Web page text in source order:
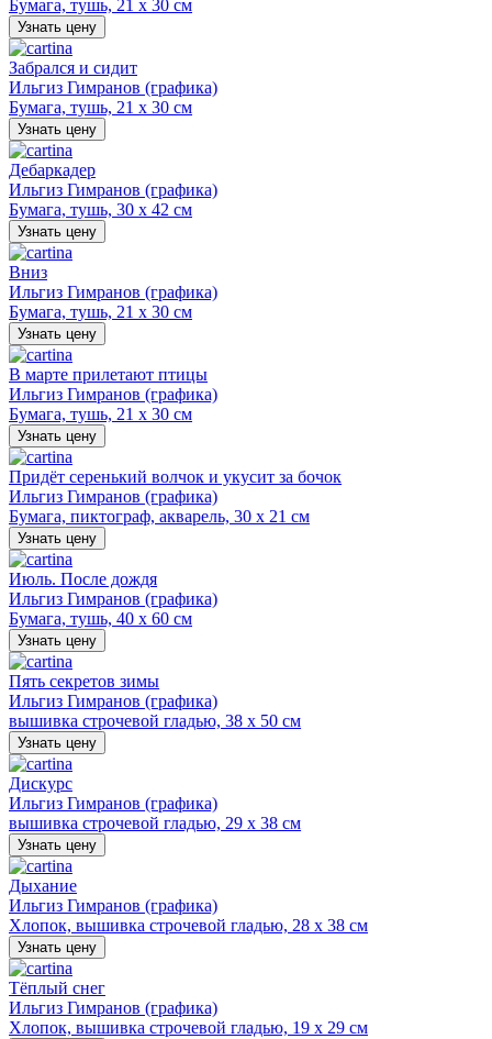
Бумага, тушь, 21 х 30 см
Узнать цену
Забрался и сидит
Ильгиз Гимранов (графика)
Бумага, тушь, 21 х 30 см
Узнать цену
Дебаркадер
Ильгиз Гимранов (графика)
Бумага, тушь, 30 х 42 см
Узнать цену
Вниз
Ильгиз Гимранов (графика)
Бумага, тушь, 21 х 30 см
Узнать цену
В марте прилетают птицы
Ильгиз Гимранов (графика)
Бумага, тушь, 21 х 30 см
Узнать цену
Придёт серенький волчок и укусит за бочок
Ильгиз Гимранов (графика)
Бумага, пиктограф, акварель, 30 х 21 см
Узнать цену
Июль. После дождя
Ильгиз Гимранов (графика)
Бумага, тушь, 40 х 60 см
Узнать цену
Пять секретов зимы
Ильгиз Гимранов (графика)
вышивка строчевой гладью, 38 х 50 см
Узнать цену
Дискурс
Ильгиз Гимранов (графика)
вышивка строчевой гладью, 29 х 38 см
Узнать цену
Дыхание
Ильгиз Гимранов (графика)
Хлопок, вышивка строчевой гладью, 28 х 38 см
Узнать цену
Тёплый снег
Ильгиз Гимранов (графика)
Хлопок, вышивка строчевой гладью, 19 х 29 см